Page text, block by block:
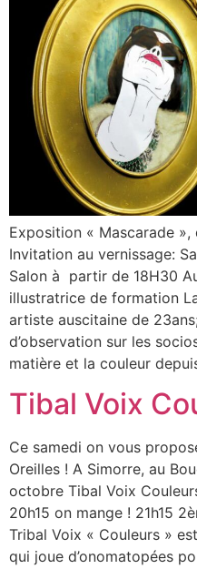
Exposition « Mascarade
Invitation au vernissage:
Salon à partir de 18H30
illustratrice de formation
artiste auscitaine de
d’observation sur les
matière et la couleur
Tibal Voix
Ce samedi on vous
Oreilles ! A Simorre, au
octobre Tibal Voix
20h15 on mange ! 21h15
Tribal Voix « Couleurs »
qui joue d’onomatopées